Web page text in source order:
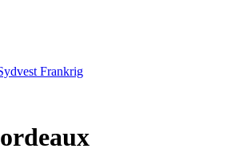
Frankrig